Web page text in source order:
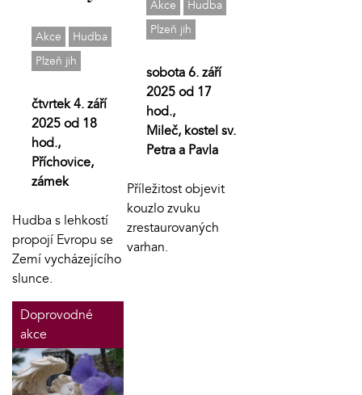
Akce
Hudba
Plzeň jih
čtvrtek 4. září
2025 od 18
hod.,
Příchovice,
zámek
Hudba s lehkostí
propojí Evropu se
Zemí vycházejícího
slunce.
Akce
Hudba
Plzeň jih
sobota 6. září
2025 od 17
hod.,
Mileč, kostel sv.
Petra a Pavla
Příležitost objevit
kouzlo zvuku
zrestaurovaných
varhan.
Doprovodné
akce